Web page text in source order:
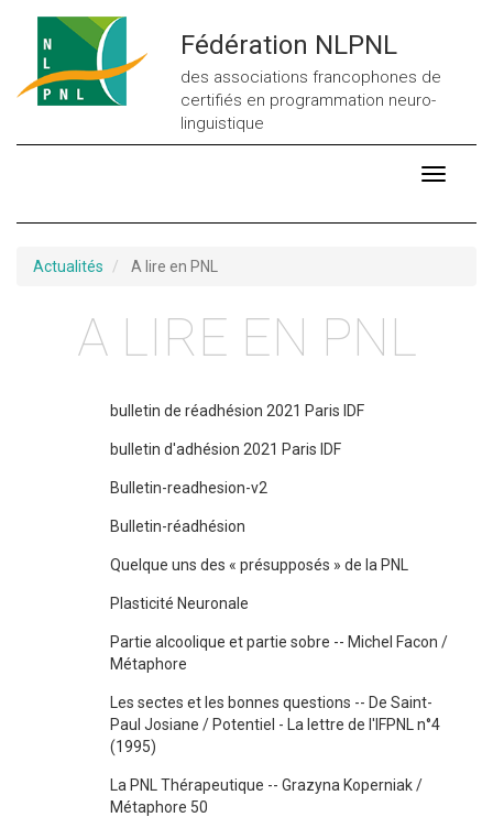
contenu
principal
Fédération NLPNL
des associations francophones de
certifiés en programmation neuro-
linguistique
Toggle
Actualités A lire en PNL
A LIRE EN PNL
bulletin de réadhésion 2021 Paris IDF
bulletin d'adhésion 2021 Paris IDF
Bulletin-readhesion-v2
Bulletin-réadhésion
Quelque uns des « présupposés » de la PNL
Plasticité Neuronale
Partie alcoolique et partie sobre -- Michel Facon /
Métaphore
Les sectes et les bonnes questions -- De Saint-
Paul Josiane / Potentiel - La lettre de l'IFPNL n°4
(1995)
La PNL Thérapeutique -- Grazyna Koperniak /
Métaphore 50